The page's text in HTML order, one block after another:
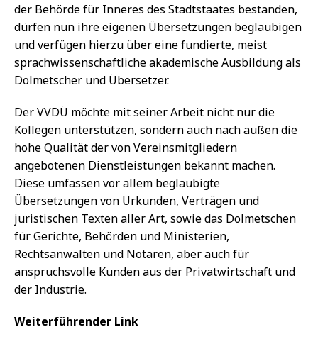
der Behörde für Inneres des Stadtstaates bestanden,
dürfen nun ihre eigenen Übersetzungen beglaubigen
und verfügen hierzu über eine fundierte, meist
sprachwissenschaftliche akademische Ausbildung als
Dolmetscher und Übersetzer.
Der VVDÜ möchte mit seiner Arbeit nicht nur die
Kollegen unterstützen, sondern auch nach außen die
hohe Qualität der von Vereinsmitgliedern
angebotenen Dienstleistungen bekannt machen.
Diese umfassen vor allem beglaubigte
Übersetzungen von Urkunden, Verträgen und
juristischen Texten aller Art, sowie das Dolmetschen
für Gerichte, Behörden und Ministerien,
Rechtsanwälten und Notaren, aber auch für
anspruchsvolle Kunden aus der Privatwirtschaft und
der Industrie.
Weiterführender Link